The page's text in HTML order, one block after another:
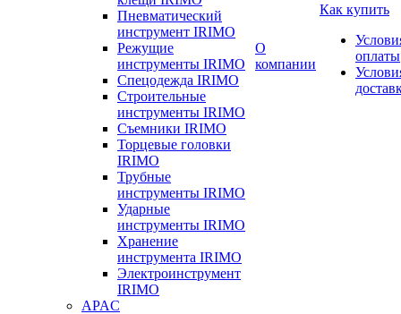
Пневматический
инструмент IRIMO
Режущие
инструменты IRIMO
Спецодежда IRIMO
Строительные
инструменты IRIMO
Съемники IRIMO
Торцевые головки
IRIMO
Трубные
инструменты IRIMO
Ударные
инструменты IRIMO
Хранение
инструмента IRIMO
Электроинструмент
IRIMO
APAC
О
компании
Как купить
оплаты